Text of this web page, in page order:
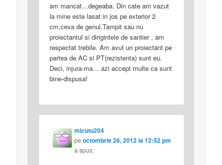
am mancat…degeaba. Din cate am vazut
la mine este lasat in jos pe exterior 2
cm,ceva de genul.Tampit sau nu
proiectantul si dirigintele de santier , am
respectat trebile. Am avut un proiectant pe
partea de AC si PT(rezistenta) sunt eu.
Deci, injura-ma… azi accept multe ca sunt
bine-dispusa!
micutu204
peoctombrie 26, 2012 la 12:52 pm
a spus: